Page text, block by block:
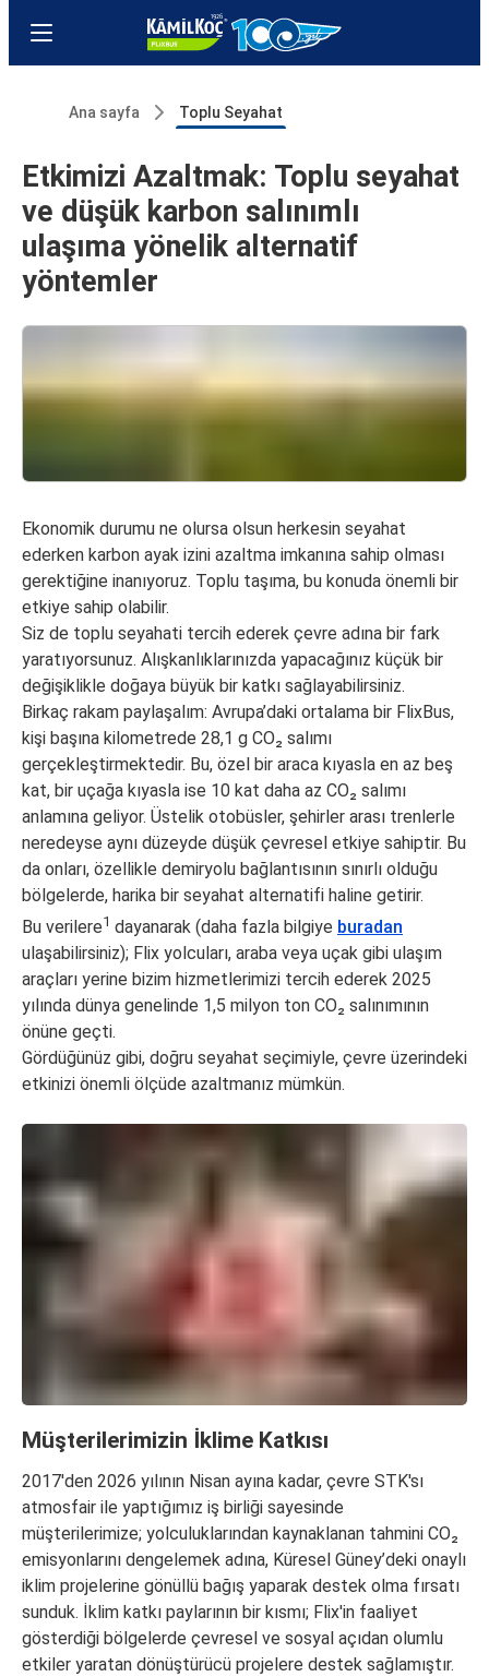
Ana sayfa Toplu Seyahat
Etkimizi Azaltmak: Toplu seyahat
ve düşük karbon salınımlı
ulaşıma yönelik alternatif
yöntemler
Ekonomik durumu ne olursa olsun herkesin seyahat
ederken karbon ayak izini azaltma imkanına sahip olması
gerektiğine inanıyoruz. Toplu taşıma, bu konuda önemli bir
etkiye sahip olabilir.
Siz de toplu seyahati tercih ederek çevre adına bir fark
yaratıyorsunuz. Alışkanlıklarınızda yapacağınız küçük bir
değişiklikle doğaya büyük bir katkı sağlayabilirsiniz.
Birkaç rakam paylaşalım: Avrupa’daki ortalama bir FlixBus,
kişi başına kilometrede 28,1 g CO₂ salımı
gerçekleştirmektedir. Bu, özel bir araca kıyasla en az beş
kat, bir uçağa kıyasla ise 10 kat daha az CO₂ salımı
anlamına geliyor. Üstelik otobüsler, şehirler arası trenlerle
neredeyse aynı düzeyde düşük çevresel etkiye sahiptir. Bu
da onları, özellikle demiryolu bağlantısının sınırlı olduğu
bölgelerde, harika bir seyahat alternatifi haline getirir.
Bu verilere1 dayanarak (daha fazla bilgiye buradan
ulaşabilirsiniz); Flix yolcuları, araba veya uçak gibi ulaşım
araçları yerine bizim hizmetlerimizi tercih ederek 2025
yılında dünya genelinde 1,5 milyon ton CO₂ salınımının
önüne geçti.
Gördüğünüz gibi, doğru seyahat seçimiyle, çevre üzerindeki
etkinizi önemli ölçüde azaltmanız mümkün.
Müşterilerimizin İklime Katkısı
2017'den 2026 yılının Nisan ayına kadar, çevre STK'sı
atmosfair ile yaptığımız iş birliği sayesinde
müşterilerimize; yolculuklarından kaynaklanan tahmini CO₂
emisyonlarını dengelemek adına, Küresel Güney’deki onaylı
iklim projelerine gönüllü bağış yaparak destek olma fırsatı
sunduk. İklim katkı paylarının bir kısmı; Flix'in faaliyet
gösterdiği bölgelerde çevresel ve sosyal açıdan olumlu
etkiler yaratan dönüştürücü projelere destek sağlamıştır.